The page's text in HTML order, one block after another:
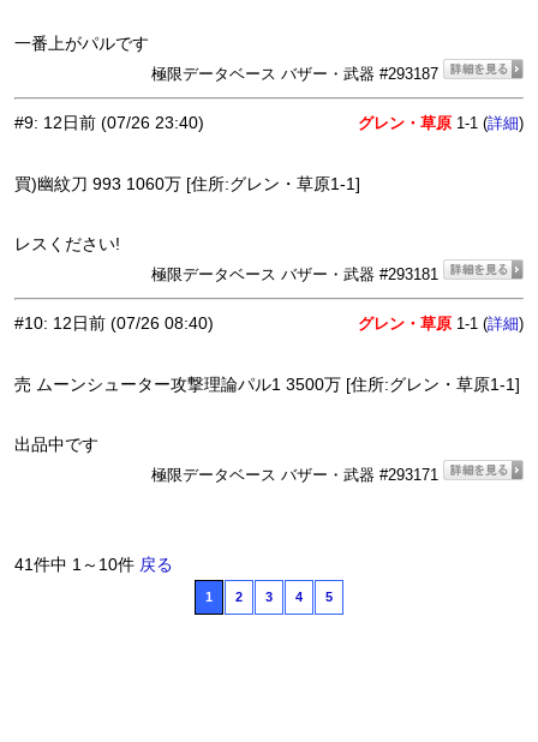
一番上がパルです
極限データベース バザー・武器 #293187
#9: 12日前 (07/26 23:40) グレン・草原 1-1 (詳細)
買)幽紋刀 993 1060万 [住所:グレン・草原1-1]
レスください!
極限データベース バザー・武器 #293181
#10: 12日前 (07/26 08:40) グレン・草原 1-1 (詳細)
売 ムーンシューター攻撃理論パル1 3500万 [住所:グレン・草原1-1]
出品中です
極限データベース バザー・武器 #293171
41件中 1～10件 戻る
1 2 3 4 5